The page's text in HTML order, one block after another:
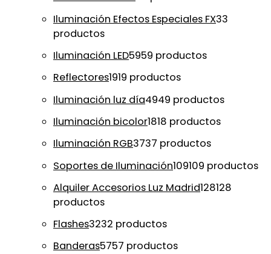
Iluminación Efectos Especiales FX33
productos
Iluminación LED5959 productos
Reflectores1919 productos
Iluminación luz día4949 productos
Iluminación bicolor1818 productos
Iluminación RGB3737 productos
Soportes de Iluminación109109 productos
Alquiler Accesorios Luz Madrid128128
productos
Flashes3232 productos
Banderas5757 productos